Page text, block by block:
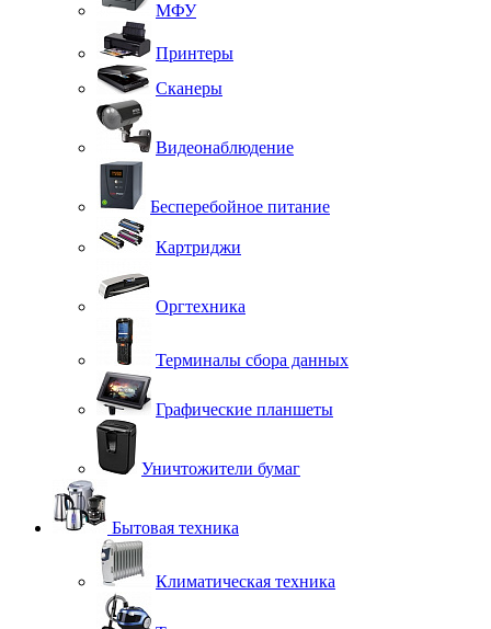
МФУ
Принтеры
Сканеры
Видеонаблюдение
Бесперебойное питание
Картриджи
Оргтехника
Терминалы сбора данных
Графические планшеты
Уничтожители бумаг
Бытовая техника
Климатическая техника